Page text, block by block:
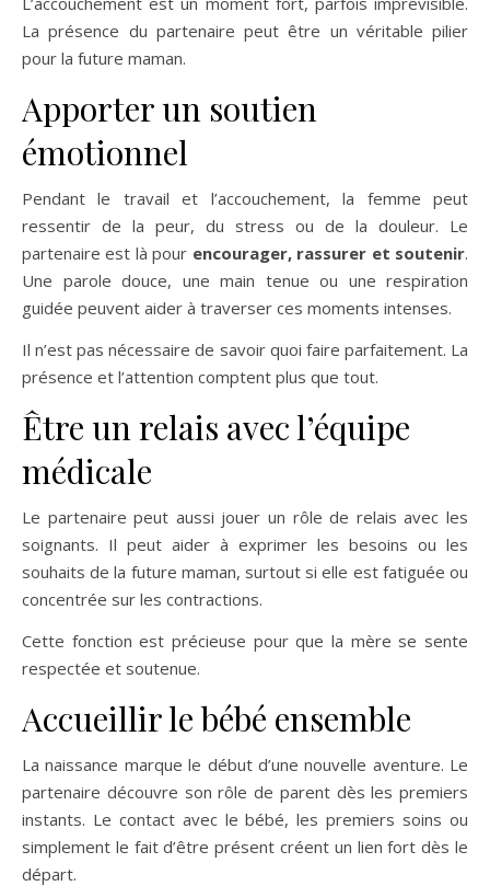
La présence du partenaire peut être un véritable pilier
pour la future maman.
Apporter un soutien
émotionnel
Pendant le travail et l’accouchement, la femme peut
ressentir de la peur, du stress ou de la douleur. Le
partenaire est là pour encourager, rassurer et soutenir.
Une parole douce, une main tenue ou une respiration
guidée peuvent aider à traverser ces moments intenses.
Il n’est pas nécessaire de savoir quoi faire parfaitement. La
présence et l’attention comptent plus que tout.
Être un relais avec l’équipe
médicale
Le partenaire peut aussi jouer un rôle de relais avec les
soignants. Il peut aider à exprimer les besoins ou les
souhaits de la future maman, surtout si elle est fatiguée ou
concentrée sur les contractions.
Cette fonction est précieuse pour que la mère se sente
respectée et soutenue.
Accueillir le bébé ensemble
La naissance marque le début d’une nouvelle aventure. Le
partenaire découvre son rôle de parent dès les premiers
instants. Le contact avec le bébé, les premiers soins ou
simplement le fait d’être présent créent un lien fort dès le
départ.